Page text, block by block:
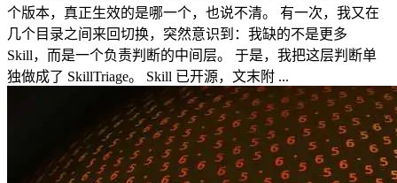
个版本，真正生效的是哪一个，也说不清。 有一次，我又在
几个目录之间来回切换，突然意识到：我缺的不是更多
Skill，而是一个负责判断的中间层。 于是，我把这层判断单
独做成了 SkillTriage。 Skill 已开源，文末附 ...